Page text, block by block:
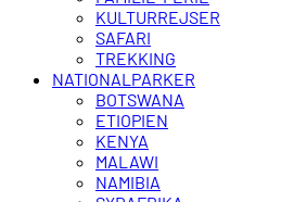
KULTURREJSER
SAFARI
TREKKING
NATIONALPARKER
BOTSWANA
ETIOPIEN
KENYA
MALAWI
NAMIBIA